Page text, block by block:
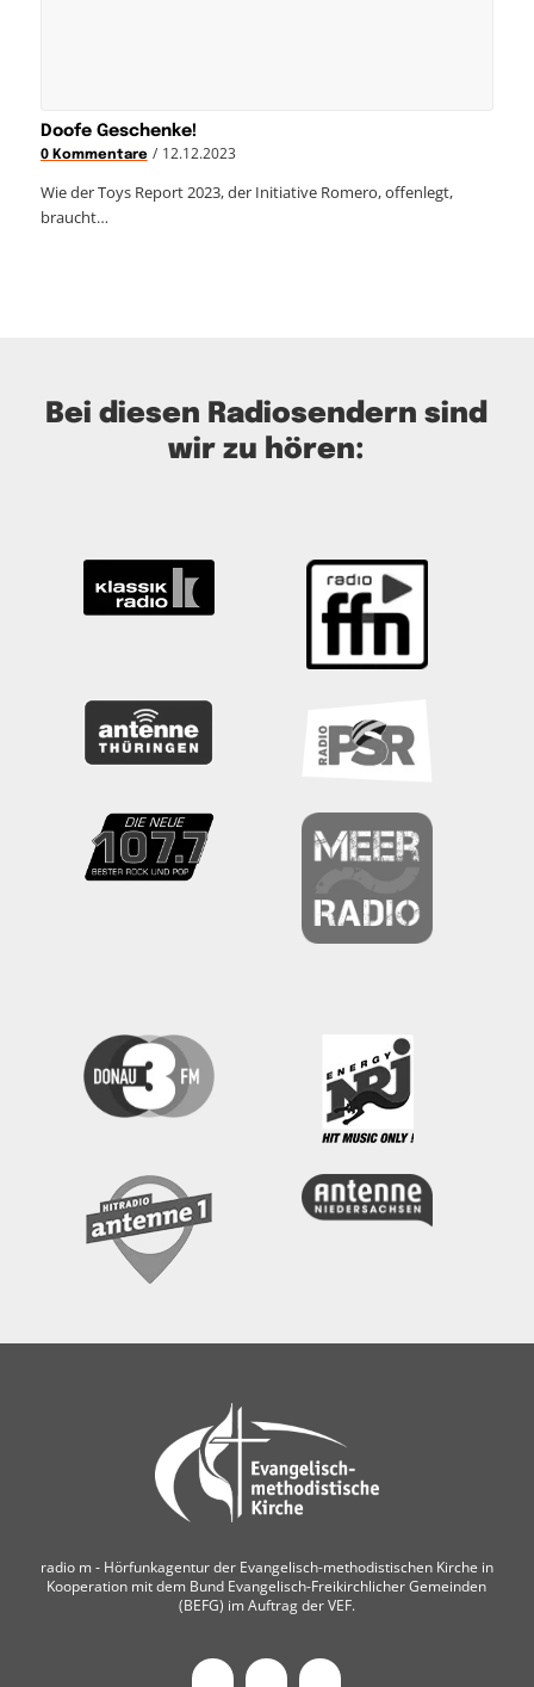
Doofe Geschenke!
0 Kommentare / 12.12.2023
Wie der Toys Report 2023, der Initiative Romero, offenlegt,
braucht…
Bei diesen Radiosendern sind
wir zu hören:
radio m ‐ Hörfunkagentur der Evangelisch-methodistischen Kirche in
Kooperation mit dem Bund Evangelisch-Freikirchlicher Gemeinden
(BEFG) im Auftrag der VEF.